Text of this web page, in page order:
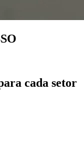
cada setor